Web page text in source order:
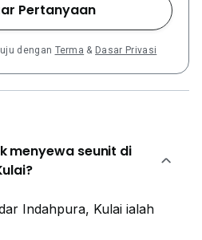
Pertanyaan
dengan Terma & Dasar Privasi
menyewa seunit di
Indahpura, Kulai ialah